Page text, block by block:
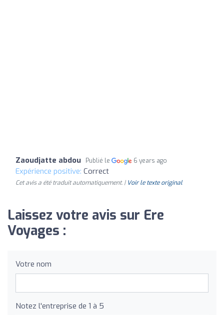
Zaoudjatte abdou Publié le 6 years ago
Expérience positive: Correct
Cet avis a été traduit automatiquement. | Voir le texte original
Laissez votre avis sur Ere
Voyages :
Votre nom
Notez l'entreprise de 1 à 5